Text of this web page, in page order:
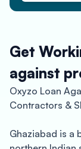
Get
against
Oxyzo Loan
Contractors &
Ghaziabad is a